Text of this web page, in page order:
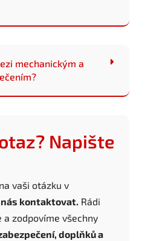
mechanickým a
Napište
vaši otázku v
kontaktovat. Rádi
zodpovíme všechny
doplňků a